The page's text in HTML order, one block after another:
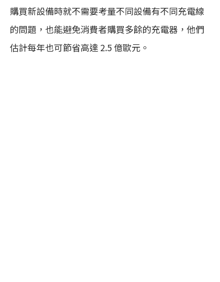
購買新設備時就不需要考量不同設備有不同充電線
的問題，也能避免消費者購買多餘的充電器，他們
估計每年也可節省高達 2.5 億歐元。